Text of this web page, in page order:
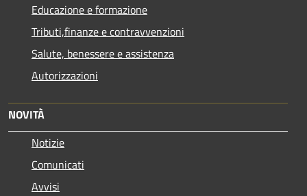
Educazione e formazione
Tributi,finanze e contravvenzioni
Salute, benessere e assistenza
Autorizzazioni
NOVITÀ
Notizie
Comunicati
Avvisi